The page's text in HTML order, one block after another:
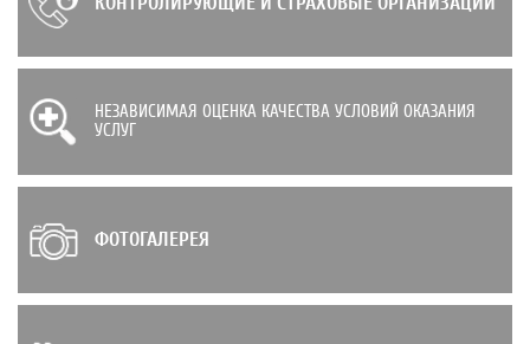
НЕЗАВИСИМАЯ ОЦЕНКА КАЧЕСТВА УСЛОВИЙ ОКАЗАНИЯ
УСЛУГ
ФОТОГАЛЕРЕЯ